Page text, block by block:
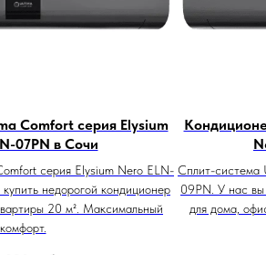
Comfort серия Elysium
07PN в Сочи
серия Elysium Nero ELN-
недорогой кондиционер
20 м². Максимальный
комфорт.
Сплит-система
09PN. У нас вы
для дома,